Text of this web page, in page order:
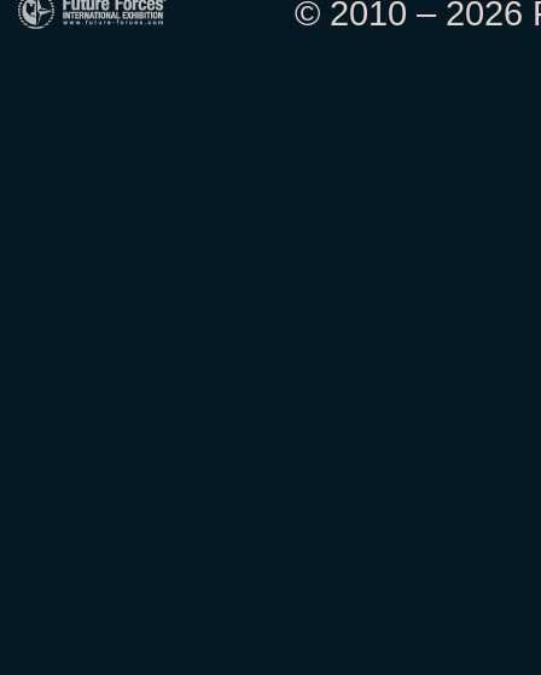
© 2010 – 2026